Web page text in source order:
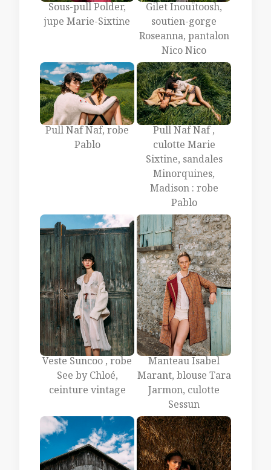
Sous-pull Polder,
jupe Marie-Sixtine
Gilet Inouïtoosh,
soutien-gorge
Roseanna, pantalon
Nico Nico
Pull Naf Naf, robe
Pablo
Pull Naf Naf ,
culotte Marie
Sixtine, sandales
Minorquines,
Madison : robe
Pablo
Veste Suncoo , robe
See by Chloé,
ceinture vintage
Manteau Isabel
Marant, blouse Tara
Jarmon, culotte
Sessun